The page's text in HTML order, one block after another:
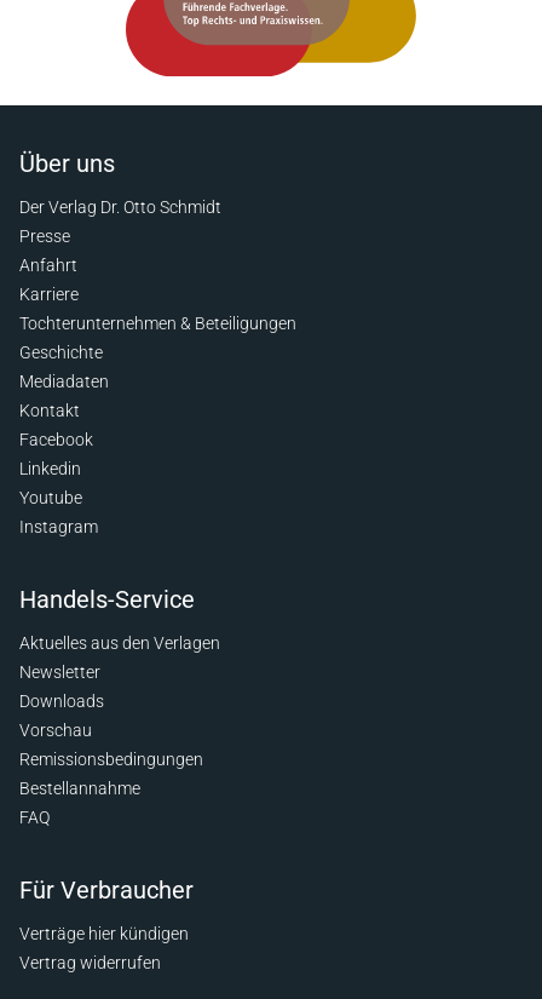
Über uns
Der Verlag Dr. Otto Schmidt
Presse
Anfahrt
Karriere
Tochterunternehmen & Beteiligungen
Geschichte
Mediadaten
Kontakt
Facebook
Linkedin
Youtube
Instagram
Handels-Service
Aktuelles aus den Verlagen
Newsletter
Downloads
Vorschau
Remissionsbedingungen
Bestellannahme
FAQ
Für Verbraucher
Verträge hier kündigen
Vertrag widerrufen